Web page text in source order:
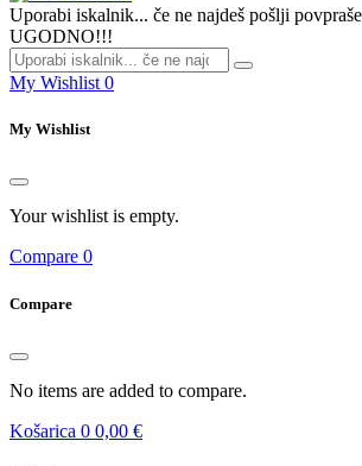
Uporabi iskalnik... če ne najdeš pošlji
UGODNO!!!
My Wishlist 0
My Wishlist
Your wishlist is empty.
Compare 0
Compare
No items are added to compare.
Košarica 0 0,00 €